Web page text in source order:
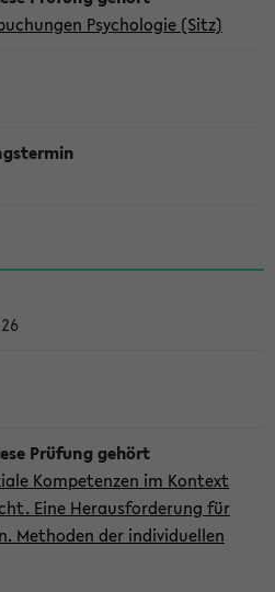
Psychologie (Sitz)
Kompetenzen im Kontext
Eine Herausforderung für
Methoden der individuellen